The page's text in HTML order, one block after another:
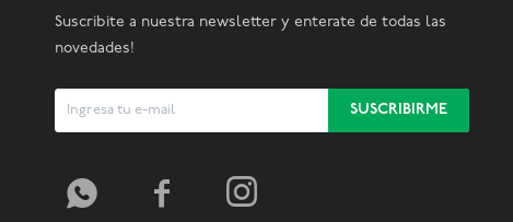
Suscribite a nuestra newsletter y enterate de todas las
novedades!
SUSCRIBIRME
  